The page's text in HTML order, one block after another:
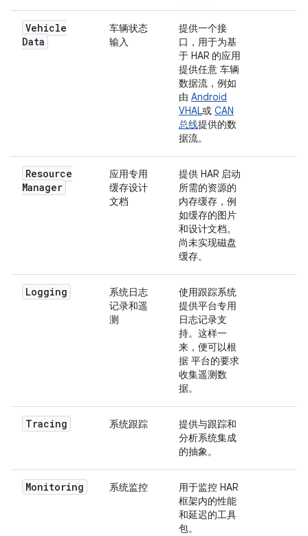
Vehicle
Data
车辆状态
输入
提供一个接
口，用于为基
于 HAR 的应用
提供任意 车辆
数据流，例如
由 Android
VHAL或 CAN
总线提供的数
据流。
Resource
Manager
应用专用
缓存设计
文档
提供 HAR 启动
所需的资源的
内存缓存，例
如缓存的图片
和设计文档。
尚未实现磁盘
缓存。
Logging
系统日志
记录和遥
测
使用跟踪系统
提供平台专用
日志记录支
持。这样一
来，便可以根
据 平台的要求
收集遥测数
据。
Tracing 系统跟踪
提供与跟踪和
分析系统集成
的抽象。
Monitoring 系统监控
用于监控 HAR
框架内的性能
和延迟的工具
包。